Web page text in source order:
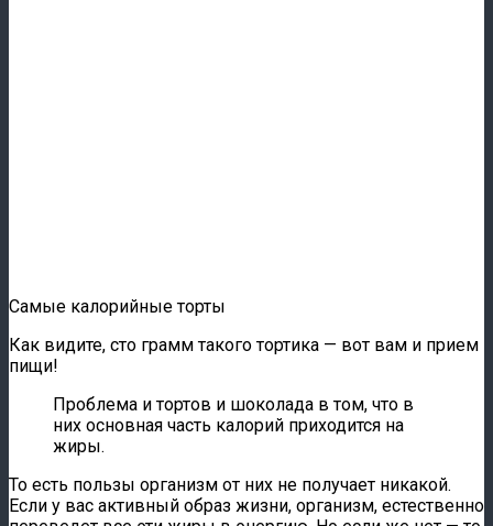
Самые калорийные торты
Как видите, сто грамм такого тортика — вот вам и прием
пищи!
Проблема и тортов и шоколада в том, что в
них основная часть калорий приходится на
жиры.
То есть пользы организм от них не получает никакой.
Если у вас активный образ жизни, организм, естественно